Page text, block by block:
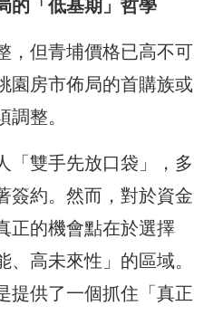
的「低基期」哲學
，但青埔價格已高不可
園房市佈局的首購族或
整。
「雙手先放口袋」，多
簽約。然而，對於資金
正的機會點在於選擇
、高未來性」的區域。
提供了一個抓住「真正